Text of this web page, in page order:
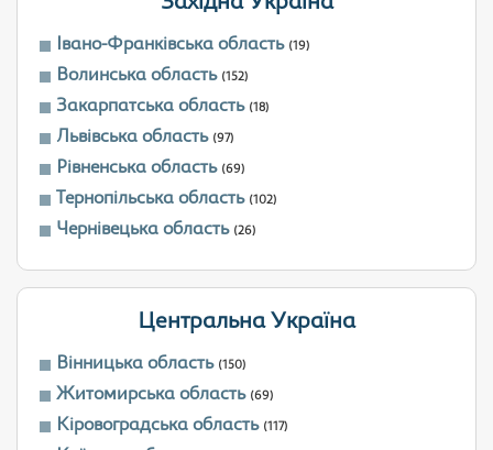
Івано-Франківська область (19)
Волинська область (152)
Закарпатська область (18)
Львівська область (97)
Рівненська область (69)
Тернопільська область (102)
Чернівецька область (26)
Центральна Україна
Вінницька область (150)
Житомирська область (69)
Кіровоградська область (117)